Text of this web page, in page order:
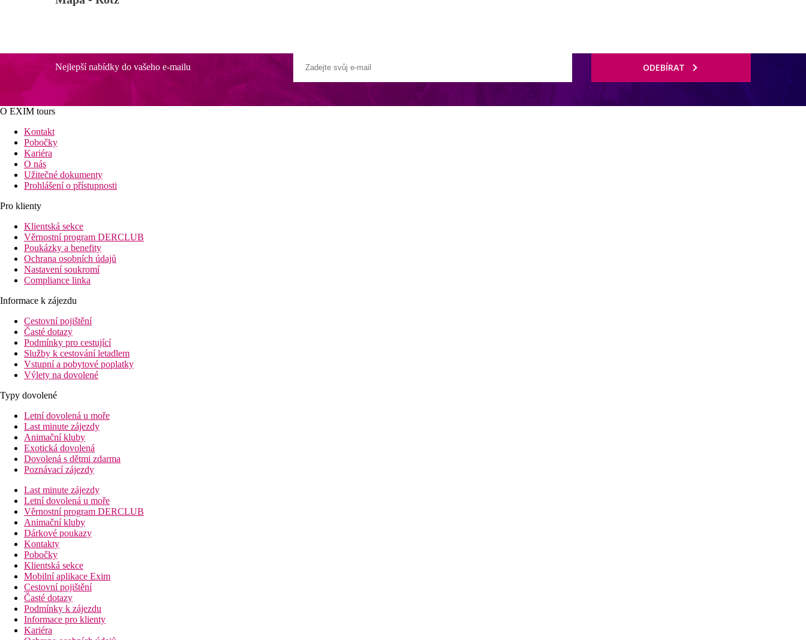
Nejlepší nabídky do vašeho e-mailu ODEBÍRAT
O EXIM tours
Kontakt
Pobočky
Kariéra
O nás
Užitečné dokumenty
Prohlášení o přístupnosti
Pro klienty
Klientská sekce
Věrnostní program DERCLUB
Poukázky a benefity
Ochrana osobních údajů
Nastavení soukromí
Compliance linka
Informace k zájezdu
Cestovní pojištění
Časté dotazy
Podmínky pro cestující
Služby k cestování letadlem
Vstupní a pobytové poplatky
Výlety na dovolené
Typy dovolené
Letní dovolená u moře
Last minute zájezdy
Animační kluby
Exotická dovolená
Dovolená s dětmi zdarma
Poznávací zájezdy
Last minute zájezdy
Letní dovolená u moře
Věrnostní program DERCLUB
Animační kluby
Dárkové poukazy
Kontakty
Pobočky
Klientská sekce
Mobilní aplikace Exim
Cestovní pojištění
Časté dotazy
Podmínky k zájezdu
Informace pro klienty
Kariéra